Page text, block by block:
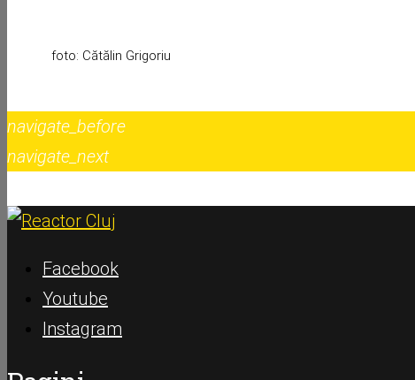
foto: Cătălin Grigoriu
navigate_before
navigate_next
Facebook
Youtube
Instagram